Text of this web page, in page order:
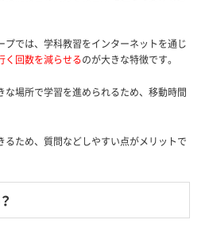
では、学科教習をインターネットを通じ
く回数を減らせるのが大きな特徴です。
な場所で学習を進められるため、移動時間
るため、質問などしやすい点がメリットで